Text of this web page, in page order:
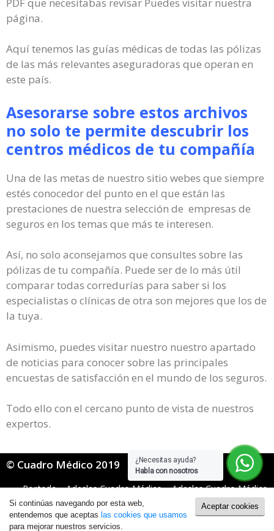
¿Necesitas ayuda?
Habla con nosotros
página.
Aquí tenemos las guías médicas de todas las pólizas
de las más relevantes aseguradoras que operan en
este país.
Asesorarse sobre estos archivos
no solo te permite descubrir los
centros médicos de tu compañía
Una de las metas de nuestro sitio webes que siempre
estés conocedor del punto en el que están las
prestaciones de nuestra selección de empresas de
seguros en los temas que más te interesen.
Así, no solo aconsejamos que consultes sobre las
pólizas de tu compañía. Puede ser de lo más útil
comparar todas corredurías para saber si los
especialistas o clínicas de otra son mejores que los de
la tuya.
Asimismo, puedes visitar nuestro nuestro apartado
de noticias para conocer sobre las principales
encuestas de satisfacción en el mundo de los seguros.
Todo ello con el cercano punto de vista de nuestros
expertos.
© Cuadro Médico 2019
Portada»Adeslas Cuadro Médico»Adeslas Cuadro Médico
Mugeju»adeslas mugeju cuadro medico Valladolid
Política de Cookies|Política de Privacidad
Aceptar cookies
Si continúas navegando por esta web,
entendemos que aceptas las cookies que usamos
para mejorar nuestros servicios.